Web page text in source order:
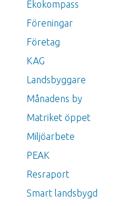
Ekokompass
Föreningar
Företag
KAG
Landsbyggare
Månadens by
Matriket öppet
Miljöarbete
PEAK
Resraport
Smart landsbygd